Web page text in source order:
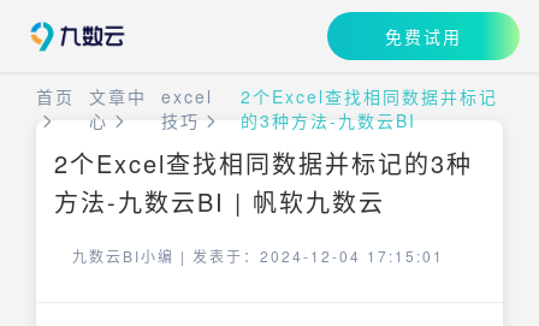
免费试用
首页
文章中
心
excel
技巧
2个Excel查找相同数据并标记
的3种方法-九数云BI
2个Excel查找相同数据并标记的3种
方法-九数云BI | 帆软九数云
九数云BI小编 | 发表于：2024-12-04 17:15:01